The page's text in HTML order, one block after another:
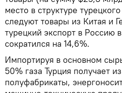
место в структуре
следуют товары из Китая и
турецкий экспорт в Россию
сократился на 14,6%.
Импортируя в основном
50% газа Турция получает
полуфабрикаты,